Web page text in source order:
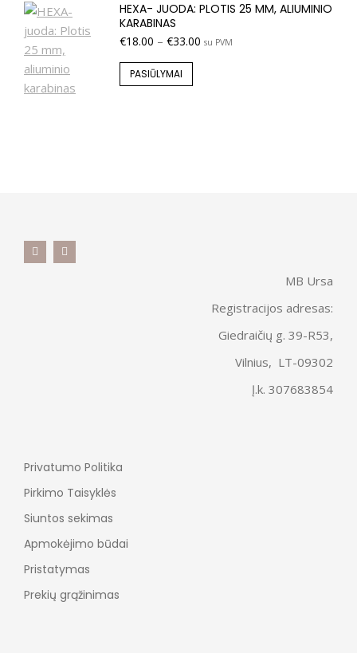
HEXA- JUODA: PLOTIS 25 MM, ALIUMINIO
KARABINAS
€18.00 – €33.00 su PVM
PASIŪLYMAI
MB Ursa
Registracijos adresas:
Giedraičių g. 39-R53,
Vilnius, LT-09302
Į.k. 307683854
Privatumo Politika
Pirkimo Taisyklės
Siuntos sekimas
Apmokėjimo būdai
Pristatymas
Prekių grąžinimas